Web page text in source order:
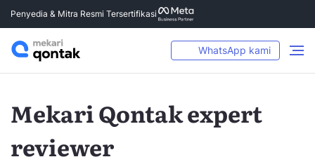
Penyedia & Mitra Resmi Tersertifikasi
WhatsApp kami
Mekari Qontak expert
reviewer